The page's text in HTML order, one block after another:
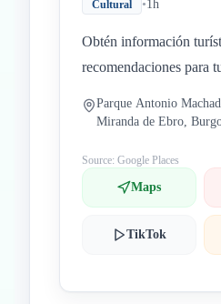
Cultural •1h
Obtén información
recomendaciones para
Parque Antonio
Miranda de Ebro,
Source: Google Places
Maps
TikTok